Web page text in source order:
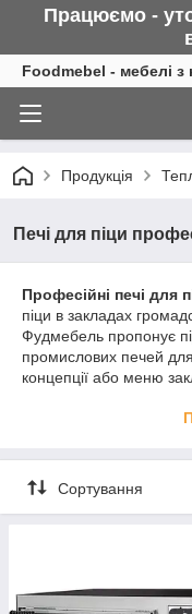
Працюємо -
Foodmebel - мебелі з
Продукція
Печі для піци
Професійні печі для
піци в закладах
Фудмебель пропонує
промислових печей
концепції або меню
електричні, дров'яні.
Купити піч для піци
будь-яке місто
телефону або по
Сортування